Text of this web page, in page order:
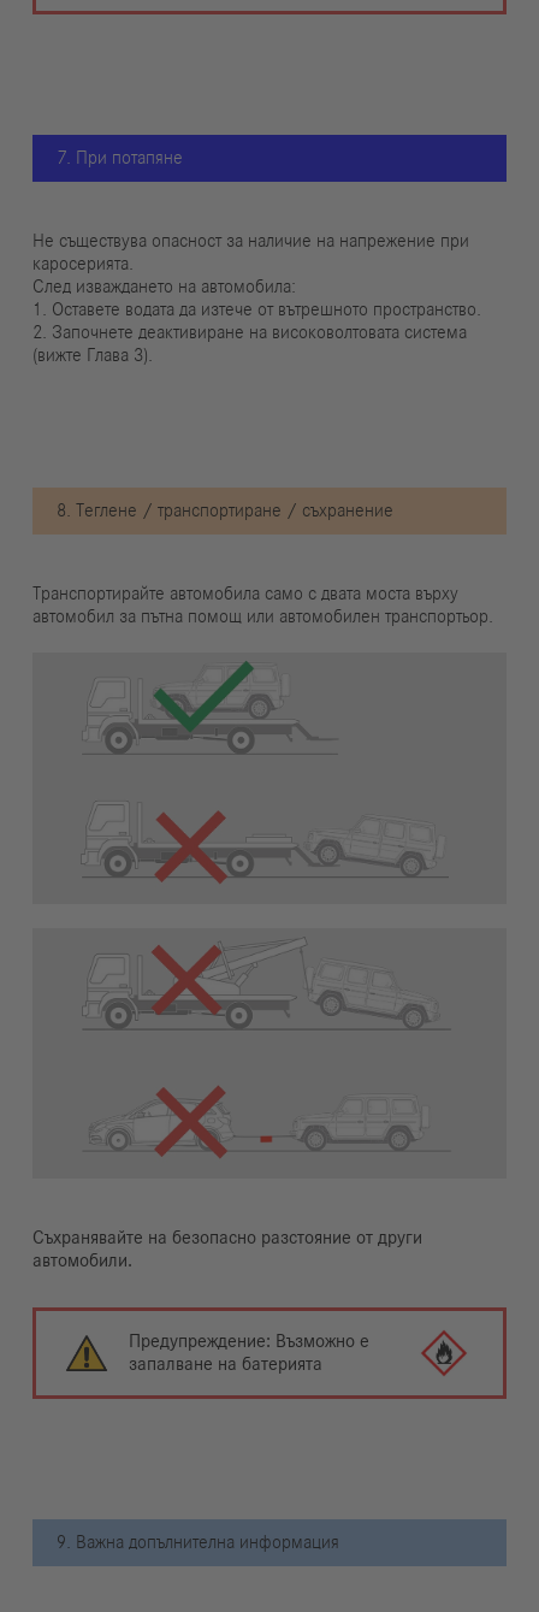
7. При потапяне
Не съществува опасност за наличие на напрежение при
каросерията.
След изваждането на автомобила:
1. Оставете водата да изтече от вътрешното пространство.
2. Започнете деактивиране на високоволтовата система
(вижте Глава 3).
8. Теглене / транспортиране / съхранение
Транспортирайте автомобила само с двата моста върху
автомобил за пътна помощ или автомобилен транспортьор.
Съхранявайте на безопасно разстояние от други
автомобили.
Предупреждение: Възможно е
запалване на батерията
9. Важна допълнителна информация